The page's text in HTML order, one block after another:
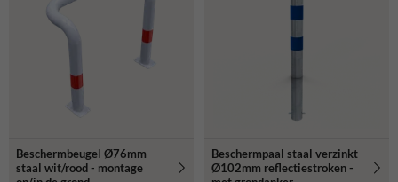
Beschermbeugel Ø76mm
staal wit/rood - montage
Beschermpaal staal verzinkt
Ø102mm reflectiestroken -